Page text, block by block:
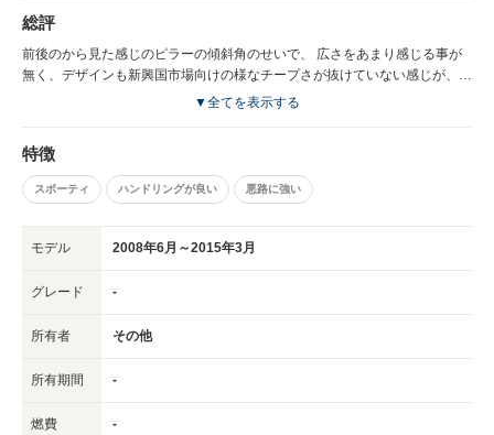
総評
前後のから見た感じのピラーの傾斜角のせいで、 広さをあまり感じる事が
無く、デザインも新興国市場向けの様なチープさが抜けていない感じが、
スバル車らしさをあまり感じる事がない。
▼全てを表示する
特徴
スポーティ ハンドリングが良い 悪路に強い
モデル 2008年6月～2015年3月
グレード -
所有者 その他
所有期間 -
燃費 -